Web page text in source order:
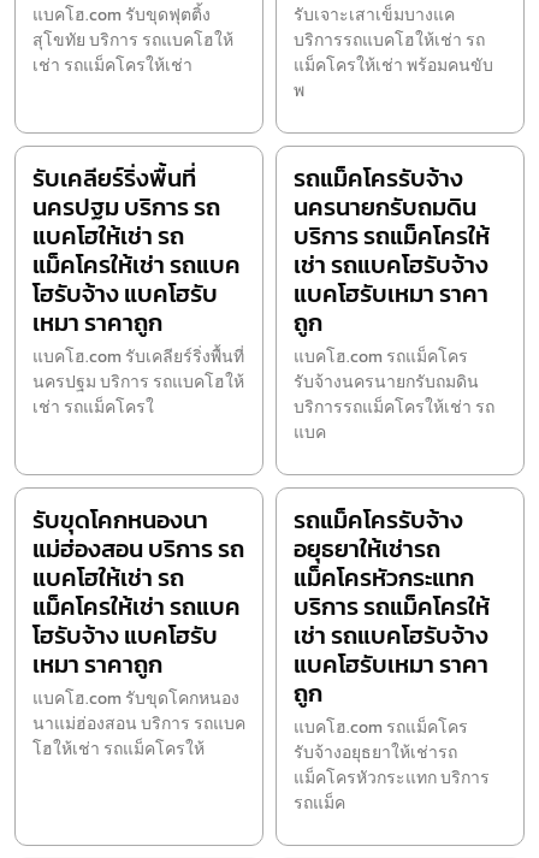
แบคโฮ.com รับขุดฟุตติ้ง
สุโขทัย บริการ รถแบคโฮให้
เช่า รถแม็คโครให้เช่า
รับเจาะเสาเข็มบางแค
บริการรถแบคโฮให้เช่า รถ
แม็คโครให้เช่า พร้อมคนขับ
พ
รับเคลียร์ริ่งพื้นที่
นครปฐม บริการ รถ
แบคโฮให้เช่า รถ
แม็คโครให้เช่า รถแบค
โฮรับจ้าง แบคโฮรับ
เหมา ราคาถูก
แบคโฮ.com รับเคลียร์ริ่งพื้นที่
นครปฐม บริการ รถแบคโฮให้
เช่า รถแม็คโครใ
รถแม็คโครรับจ้าง
นครนายกรับถมดิน
บริการ รถแม็คโครให้
เช่า รถแบคโฮรับจ้าง
แบคโฮรับเหมา ราคา
ถูก
แบคโฮ.com รถแม็คโคร
รับจ้างนครนายกรับถมดิน
บริการรถแม็คโครให้เช่า รถ
แบค
รับขุดโคกหนองนา
แม่ฮ่องสอน บริการ รถ
แบคโฮให้เช่า รถ
แม็คโครให้เช่า รถแบค
โฮรับจ้าง แบคโฮรับ
เหมา ราคาถูก
แบคโฮ.com รับขุดโคกหนอง
นาแม่ฮ่องสอน บริการ รถแบค
โฮให้เช่า รถแม็คโครให้
รถแม็คโครรับจ้าง
อยุธยาให้เช่ารถ
แม็คโครหัวกระแทก
บริการ รถแม็คโครให้
เช่า รถแบคโฮรับจ้าง
แบคโฮรับเหมา ราคา
ถูก
แบคโฮ.com รถแม็คโคร
รับจ้างอยุธยาให้เช่ารถ
แม็คโครหัวกระแทก บริการ
รถแม็ค